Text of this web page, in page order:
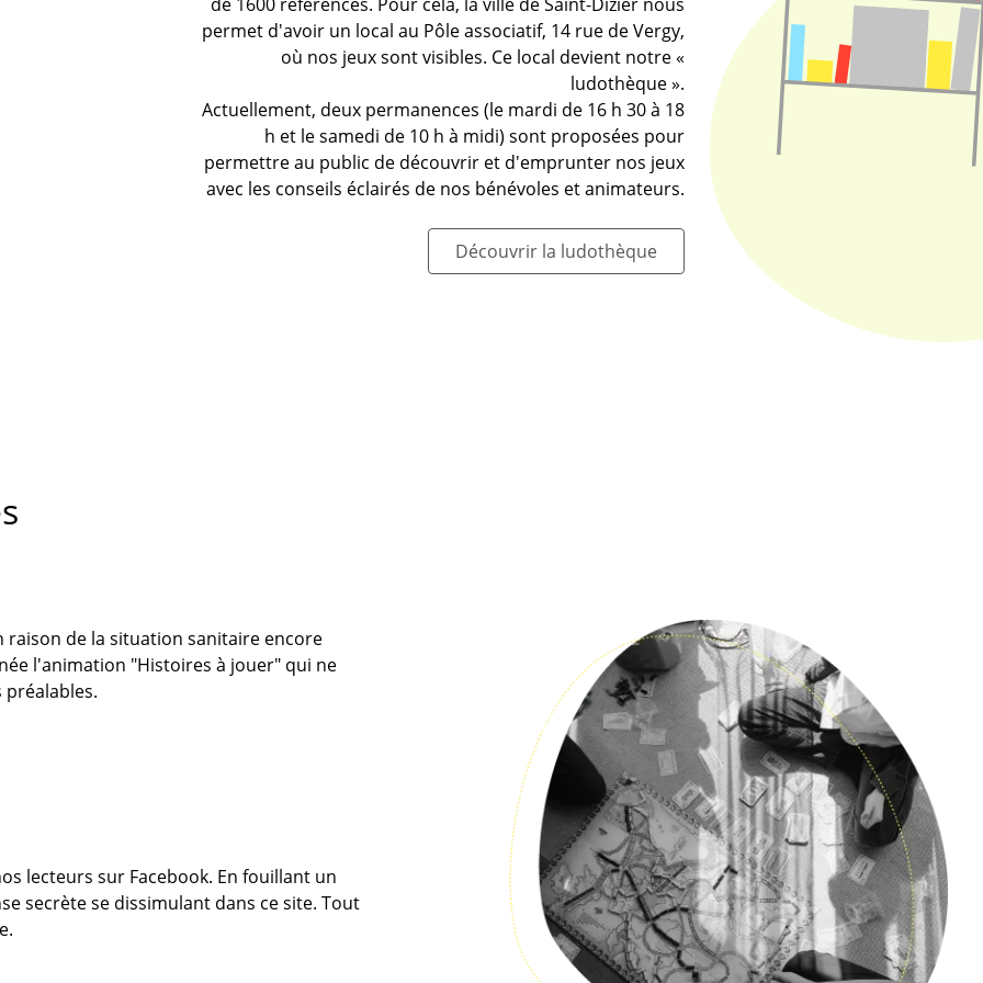
permet d'avoir un local au Pôle associatif, 14 rue de Vergy,
où nos jeux sont visibles. Ce local devient notre «
ludothèque ».
Actuellement, deux permanences (le mardi de 16 h 30 à 18
h et le samedi de 10 h à midi) sont proposées pour
permettre au public de découvrir et d'emprunter nos jeux
avec les conseils éclairés de nos bénévoles et animateurs.
Découvrir la ludothèque
raison de la situation sanitaire encore
l'animation "Histoires à jouer" qui ne
lecteurs sur Facebook. En fouillant un
secrète se dissimulant dans ce site. Tout